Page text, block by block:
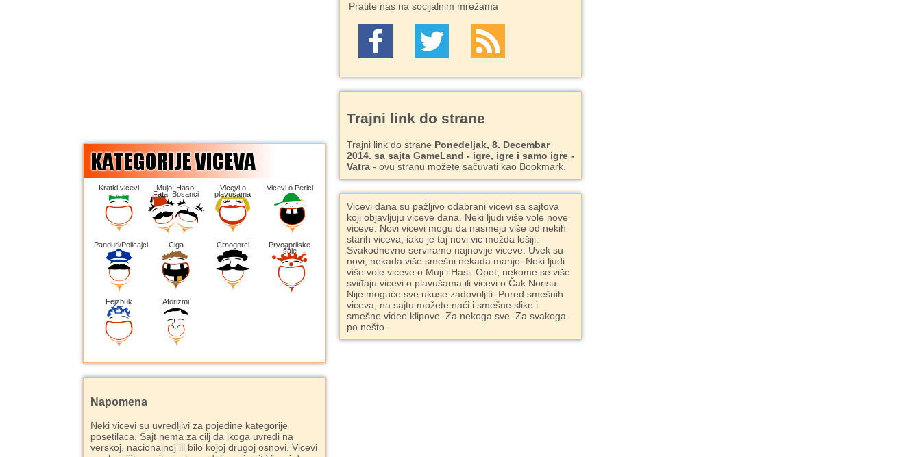
Pratite nas na socijalnim mrežama
Trajni link do strane
Trajni link do strane Ponedeljak, 8. Decembar
2014. sa sajta GameLand - igre, igre i samo igre -
Vatra - ovu stranu možete sačuvati kao Bookmark.
Vicevi dana su pažljivo odabrani vicevi sa sajtova
koji objavljuju viceve dana. Neki ljudi više vole nove
viceve. Novi vicevi mogu da nasmeju više od nekih
starih viceva, iako je taj novi vic možda lošiji.
Svakodnevno serviramo najnovije viceve. Uvek su
novi, nekada više smešni nekada manje. Neki ljudi
više vole viceve o Muji i Hasi. Opet, nekome se više
sviđaju vicevi o plavušama ili vicevi o Čak Norisu.
Nije moguće sve ukuse zadovoljiti. Pored smešnih
viceva, na sajtu možete naći i smešne slike i
smešne video klipove. Za nekoga sve. Za svakoga
po nešto.
Kratki vicevi Mujo, Haso,
Fata, Bosanci
Vicevi o
plavušama
Vicevi o Perici
Panduri/Policajci Ciga Crnogorci Prvoaprilske
šale
Fejzbuk Aforizmi
Napomena
Neki vicevi su uvredljivi za pojedine kategorije
posetilaca. Sajt nema za cilj da ikoga uvredi na
verskoj, nacionalnoj ili bilo kojoj drugoj osnovi. Vicevi